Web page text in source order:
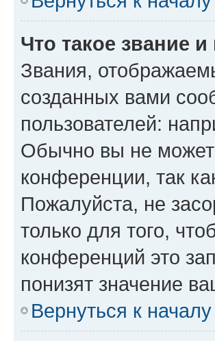
Что такое звание
Звания,
созданных вами
пользователей:
Обычно вы не
конференции, так
Пожалуйста, не
только для того,
конференций это
понизят значение
Вернуться к началу